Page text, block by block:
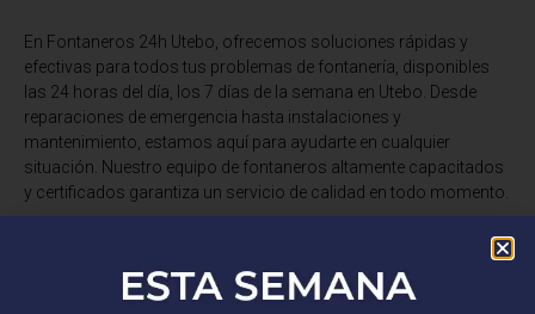
En Fontaneros 24h Utebo , ofrecemos soluciones rápidas y
efectivas para todos tus problemas de fontanería, disponibles
las 24 horas del día, los 7 días de la semana en Utebo. Desde
reparaciones de emergencia hasta instalaciones y
mantenimiento, estamos aquí para ayudarte en cualquier
situación. Nuestro equipo de fontaneros altamente capacitados
y certificados garantiza un servicio de calidad en todo momento.
¿Tienes una fuga de agua, un desagüe obstruido o necesitas una
instalación de fontanería? No busques más. Somos expertos en
reparaciones de tuberías, desatascos, instalaciones de grifería,